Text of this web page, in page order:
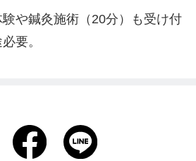
や鍼灸施術（20分）も受け付